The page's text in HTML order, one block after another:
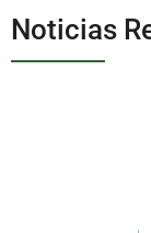
Noticias